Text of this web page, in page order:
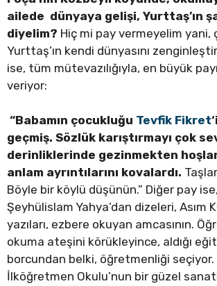
ailede dünyaya gelişi, Yurttaş’ın
diyelim? Hiç mi pay vermeyelim yani,
Yurttaş’ın kendi dünyasını
ise, tüm mütevazılığıyla, en büyük
veriyor:
“Babamın çocukluğu Tevfik Fikret
geçmiş. Sözlük karıştırmayı çok
derinliklerinde gezinmekten
anlam ayrıntılarını kovalardı.
Böyle bir köylü düşünün.” Diğer pay
Şeyhülislam Yahya’dan dizeleri, Asım
yazıları, ezbere okuyan amcasının.
okuma ateşini körükleyince, aldığı
borcundan belki, öğretmenliği seçiyor.
İlköğretmen Okulu’nun bir güzel